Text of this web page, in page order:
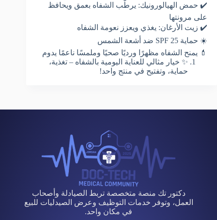
✔️ حمض الهيالورونيك: يرطّب الشفاه بعمق ويحافظ
على مرونتها
✔️ زيت الأرغان: يغذي ويعزز نعومة الشفاه
☀️ حماية SPF 25 ضد أشعة الشمس
💄 يمنح الشفاه مظهرًا ورديًا صحيًا وملمسًا ناعمًا يدوم
✨ خيار مثالي للعناية اليومية بالشفاه – تغذية،
حماية، وتفتيح في منتج واحد!
دكتور تك منصة متخصصة تربط الصيادلة وأصحاب
العمل، وتوفر خدمات التوظيف وعرض الصيدليات للبيع
في مكان واحد.